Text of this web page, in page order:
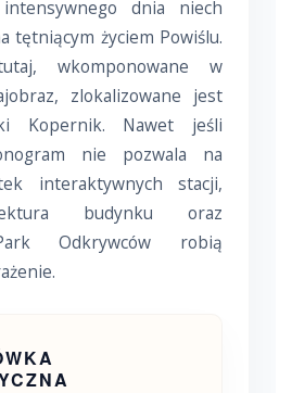
dnia niech
tętniącym życiem Powiślu.
wkomponowane w
zlokalizowane jest
Kopernik. Nawet jeśli
nie pozwala na
interaktywnych stacji,
budynku oraz
Odkrywców robią